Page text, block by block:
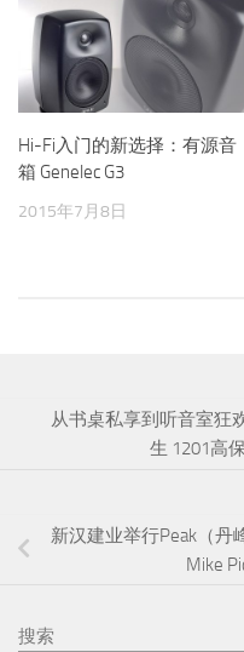
Hi-Fi入门的新选择：有源音
箱 Genelec G3
2015年7月8日
从书桌私享到听音室狂
生 1201高
新汉建业举行Peak（丹
Mike
搜索